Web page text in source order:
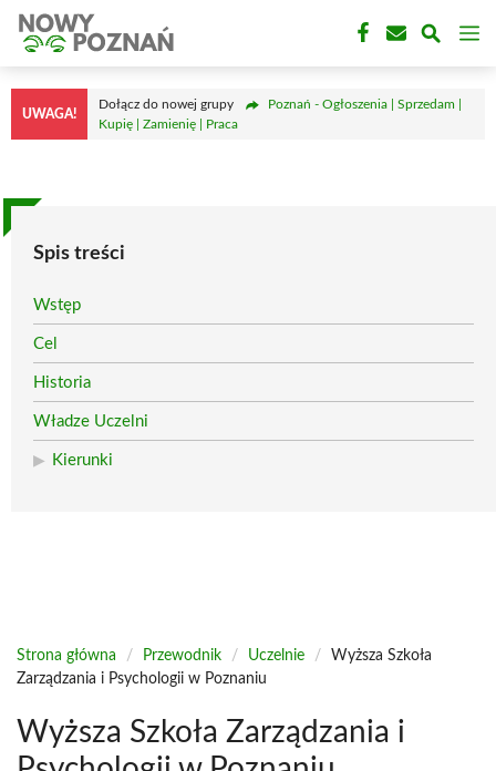
Przejdź
treści
UWAGA!
Dołącz do nowej grupy
Poznań - Ogłoszenia | Sprzedam |
Kupię | Zamienię | Praca
Spis treści
Wstęp
Cel
Historia
Władze Uczelni
Kierunki
Strona główna / Przewodnik / Uczelnie /
Wyższa Szkoła
Zarządzania i Psychologii w Poznaniu
Wyższa Szkoła Zarządzania i